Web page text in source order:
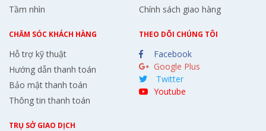
Tầm nhìn
Chính sách giao hàng
CHĂM SÓC KHÁCH HÀNG
Hỗ trợ kỹ thuật
Hướng dẫn thanh toán
Bảo mật thanh toán
Thông tin thanh toán
THEO DÕI CHÚNG TÔI
Facebook
Google Plus
Twitter
Youtube
TRỤ SỞ GIAO DỊCH